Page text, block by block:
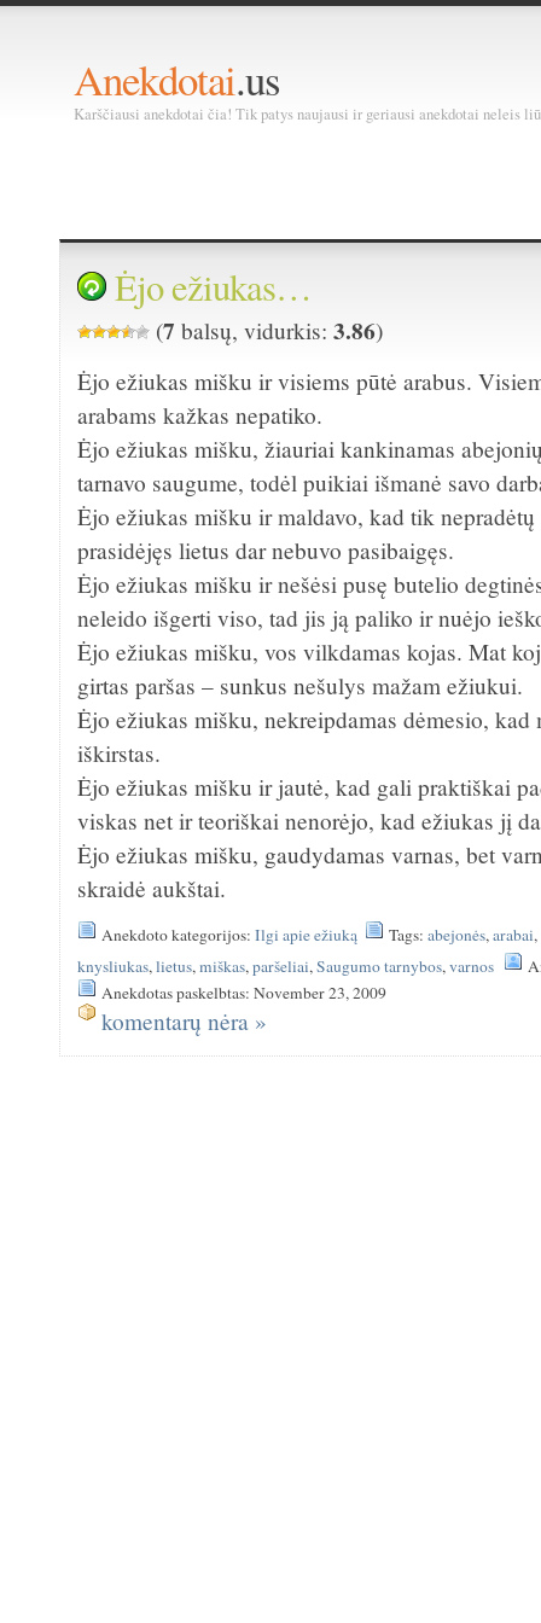
Anekdotai.us
Karščiausi anekdotai čia! Tik patys naujausi ir geriausi anekdotai neleis
Ėjo ežiukas…
(7 balsų, vidurkis:3.86)
Ėjo ežiukas mišku ir visiems pūtė arabus.
arabams kažkas nepatiko.
Ėjo ežiukas mišku, žiauriai kankinamas
tarnavo saugume, todėl puikiai išmanė savo
Ėjo ežiukas mišku ir maldavo, kad tik
prasidėjęs lietus dar nebuvo pasibaigęs.
Ėjo ežiukas mišku ir nešėsi pusę butelio
neleido išgerti viso, tad jis ją paliko ir nuėjo
Ėjo ežiukas mišku, vos vilkdamas kojas. Mat
girtas paršas – sunkus nešulys mažam ežiukui.
Ėjo ežiukas mišku, nekreipdamas dėmesio, kad
iškirstas.
Ėjo ežiukas mišku ir jautė, kad gali praktiškai
viskas net ir teoriškai nenorėjo, kad ežiukas jį
Ėjo ežiukas mišku, gaudydamas varnas, bet
skraidė aukštai.
Anekdoto kategorijos:Ilgi apie ežiuką Tags:abejonės,arabai,
knysliukas,lietus,miškas,paršeliai,Saugumo tarnybos,varnos
Anekdotas paskelbtas: November 23, 2009
komentarų nėra »